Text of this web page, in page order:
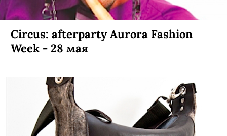
Circus: afterparty Aurora Fashion
Week - 28 мая